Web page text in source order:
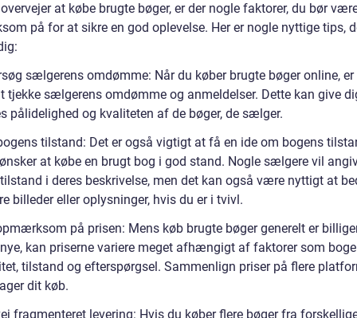
at købe brugte bøger, er der nogle faktorer, du bør
på for at sikre en god oplevelse. Her er nogle nyttige tips,
sælgerens omdømme: Når du køber brugte bøger online, er
tjekke sælgerens omdømme og anmeldelser. Dette kan give
pålidelighed og kvaliteten af de bøger, de sælger.
tilstand: Det er også vigtigt at få en ide om bogens
at købe en brugt bog i god stand. Nogle sælgere vil
i deres beskrivelse, men det kan også være nyttigt at
billeder eller oplysninger, hvis du er i tvivl.
på prisen: Mens køb brugte bøger generelt er
kan priserne variere meget afhængigt af faktorer som
tilstand og efterspørgsel. Sammenlign priser på flere
dit køb.
fragmenteret levering: Hvis du køber flere bøger fra